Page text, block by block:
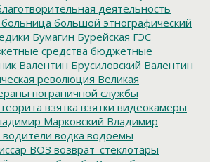
деятельность
больница большой этнографический
Бумагин Бурейская ГЭС
средства бюджетные
Валентин Брусиловский Валентин
революция Великая
пограничной службы
взятка взятки видеокамеры
Марковский Владимир
водители водка водоемы
ВОЗ возврат_стеклотары